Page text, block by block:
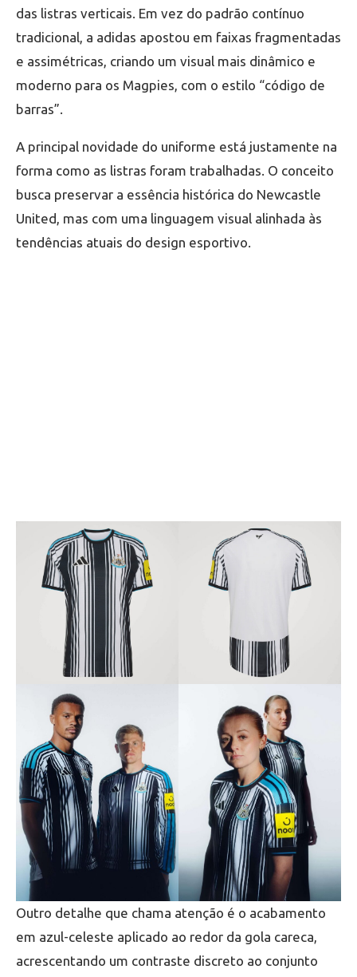
das listras verticais. Em vez do padrão contínuo
tradicional, a adidas apostou em faixas fragmentadas
e assimétricas, criando um visual mais dinâmico e
moderno para os Magpies, com o estilo “código de
barras”.
A principal novidade do uniforme está justamente na
forma como as listras foram trabalhadas. O conceito
busca preservar a essência histórica do Newcastle
United, mas com uma linguagem visual alinhada às
tendências atuais do design esportivo.
Outro detalhe que chama atenção é o acabamento
em azul-celeste aplicado ao redor da gola careca,
acrescentando um contraste discreto ao conjunto